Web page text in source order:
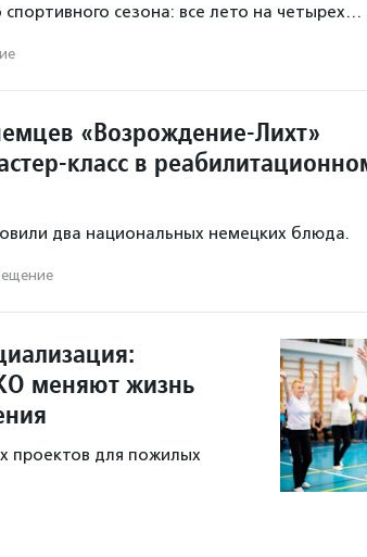
сезона: все лето на четырех…
«Возрождение-Лихт»
класс в
два национальных немецких блюда.
меняют жизнь
проектов для пожилых